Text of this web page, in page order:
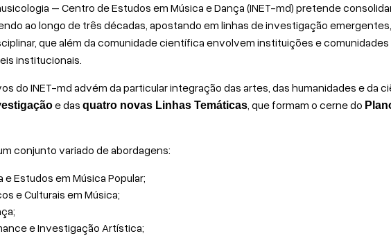
– Centro de Estudos em Música e Dança (INET-md) pretende
ao longo de três décadas, apostando em linhas de investigação
que além da comunidade científica envolvem instituições e
institucionais.
do INET-md advém da particular integração das artes, das humanidades e da
e dasquatro novas Linhas Temáticas, que formam o cerne do
conjunto variado de abordagens:
Estudos em Música Popular;
e Culturais em Música;
e Investigação Artística;